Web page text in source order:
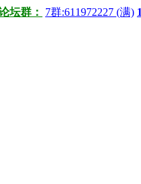
坛群： 7群:611972227 (满)